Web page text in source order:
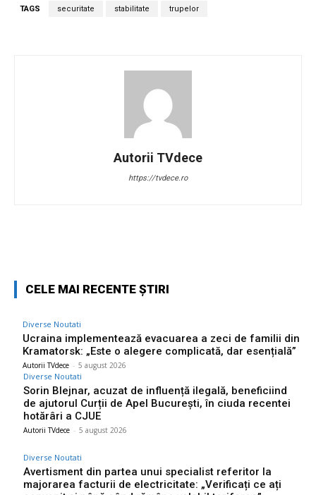
TAGS securitate stabilitate trupelor
Autorii TVdece
https://tvdece.ro
CELE MAI RECENTE ȘTIRI
Diverse Noutati
Ucraina implementează evacuarea a zeci de familii din
Kramatorsk: „Este o alegere complicată, dar esențială”
Autorii TVdece - 5 august 2026
Diverse Noutati
Sorin Blejnar, acuzat de influență ilegală, beneficiind
de ajutorul Curții de Apel București, în ciuda recentei
hotărâri a CJUE
Autorii TVdece - 5 august 2026
Diverse Noutati
Avertisment din partea unui specialist referitor la
majorarea facturii de electricitate: „Verificați ce ați